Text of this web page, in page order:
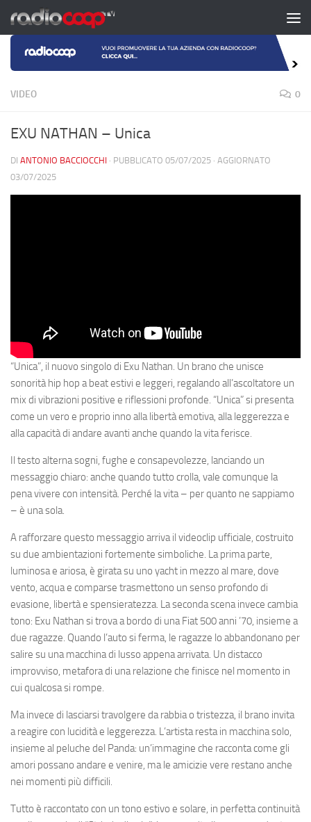
Salta al contenuto
VIDEO 0
EXU NATHAN – Unica
DI ANTONIO BACCIOCCHI · PUBBLICATO 05/07/2025 · AGGIORNATO
03/07/2025
“Unica”, il nuovo singolo di Exu Nathan. Un brano che unisce
sonorità hip hop a beat estivi e leggeri, regalando all’ascoltatore un
mix di vibrazioni positive e riflessioni profonde. “Unica” si presenta
come un vero e proprio inno alla libertà emotiva, alla leggerezza e
alla capacità di andare avanti anche quando la vita ferisce.
Il testo alterna sogni, fughe e consapevolezze, lanciando un
messaggio chiaro: anche quando tutto crolla, vale comunque la
pena vivere con intensità. Perché la vita – per quanto ne sappiamo
– è una sola.
A rafforzare questo messaggio arriva il videoclip ufficiale, costruito
su due ambientazioni fortemente simboliche. La prima parte,
luminosa e ariosa, è girata su uno yacht in mezzo al mare, dove
vento, acqua e comparse trasmettono un senso profondo di
evasione, libertà e spensieratezza. La seconda scena invece cambia
tono: Exu Nathan si trova a bordo di una Fiat 500 anni ’70, insieme a
due ragazze. Quando l’auto si ferma, le ragazze lo abbandonano per
salire su una macchina di lusso appena arrivata. Un distacco
improvviso, metafora di una relazione che finisce nel momento in
cui qualcosa si rompe.
Ma invece di lasciarsi travolgere da rabbia o tristezza, il brano invita
a reagire con lucidità e leggerezza. L’artista resta in macchina solo,
insieme al peluche del Panda: un’immagine che racconta come gli
amori possano andare e venire, ma le amicizie vere restano anche
nei momenti più difficili.
Tutto è raccontato con un tono estivo e solare, in perfetta continuità